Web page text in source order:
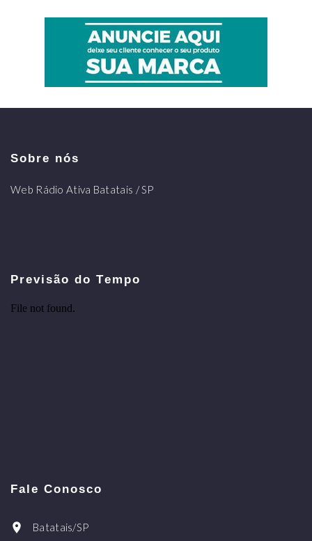
Sobre nós
Web Rádio Ativa Batatais / SP
Previsão do Tempo
Fale Conosco
Batatais/SP